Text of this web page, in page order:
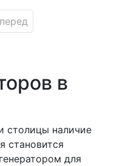
в
столицы наличие
становится
для